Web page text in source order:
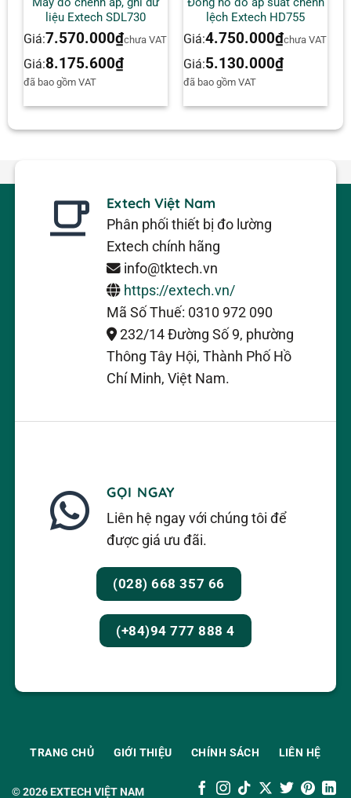
liệu Extech SDL730
Giá:7.570.000₫chưa VAT
Giá:8.175.600₫
đã bao gồm VAT
lệch Extech HD755
Giá:4.750.000₫chưa VAT
Giá:5.130.000₫
đã bao gồm VAT
Extech Việt Nam
Phân phối thiết bị đo lường
Extech chính hãng
info@tktech.vn
https://extech.vn/
Mã Số Thuế: 0310 972 090
232/14 Đường Số 9, phường
Thông Tây Hội, Thành Phố Hồ
Chí Minh, Việt Nam.
GỌI NGAY
Liên hệ ngay với chúng tôi để
được giá ưu đãi.
(028) 668 357 66
(+84)94 777 888 4
© 2026EXTECH VIỆT NAM
TRANG CHỦ GIỚI THIỆU CHÍNH SÁCH LIÊN HỆ